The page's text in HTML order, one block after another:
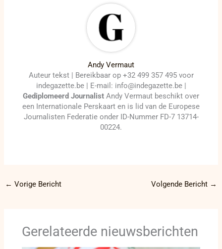
Andy Vermaut
Auteur tekst | Bereikbaar op +32 499 357 495 voor
indegazette.be | E-mail: info@indegazette.be |
Gediplomeerd Journalist Andy Vermaut beschikt over
een Internationale Perskaart en is lid van de Europese
Journalisten Federatie onder ID-Nummer FD-7 13714-
00224.
← Vorige Bericht Volgende Bericht →
Gerelateerde nieuwsberichten